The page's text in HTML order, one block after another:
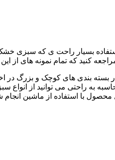
بسیار راحت ی که سبزی
کنید که تمام نمونه های از
بسته بندی های کوچک و بزرگ در
محاسبه به راحتی می توانید از
با استفاده از ماشین